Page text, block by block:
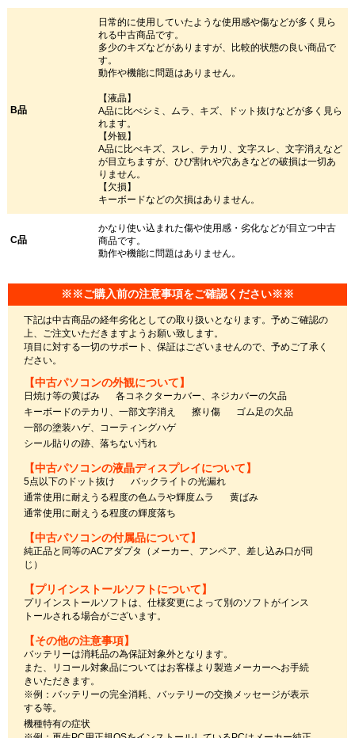
B品
日常的に使用していたような使用感や傷などが多く見ら
れる中古商品です。
多少のキズなどがありますが、比較的状態の良い商品で
す。
動作や機能に問題はありません。
【液晶】
A品に比べシミ、ムラ、キズ、ドット抜けなどが多く見ら
れます。
【外観】
A品に比べキズ、スレ、テカリ、文字スレ、文字消えなど
が目立ちますが、ひび割れや穴あきなどの破損は一切あ
りません。
【欠損】
キーボードなどの欠損はありません。
C品
かなり使い込まれた傷や使用感・劣化などが目立つ中古
商品です。
動作や機能に問題はありません。
※※ご購入前の注意事項をご確認ください※※
下記は中古商品の経年劣化としての取り扱いとなります。予めご確認の
上、ご注文いただきますようお願い致します。
項目に対する一切のサポート、保証はございませんので、予めご了承く
ださい。
【中古パソコンの外観について】
日焼け等の黄ばみ
各コネクターカバー、ネジカバーの欠品
キーボードのテカリ、一部文字消え
擦り傷
ゴム足の欠品
一部の塗装ハゲ、コーティングハゲ
シール貼りの跡、落ちない汚れ
【中古パソコンの液晶ディスプレイについて】
5点以下のドット抜け
バックライトの光漏れ
通常使用に耐えうる程度の色ムラや輝度ムラ
黄ばみ
通常使用に耐えうる程度の輝度落ち
【中古パソコンの付属品について】
純正品と同等のACアダプタ（メーカー、アンペア、差し込み口が同
じ）
【プリインストールソフトについて】
プリインストールソフトは、仕様変更によって別のソフトがインス
トールされる場合がございます。
【その他の注意事項】
バッテリーは消耗品の為保証対象外となります。
また、リコール対象品についてはお客様より製造メーカーへお手続
きいただきます。
※例：バッテリーの完全消耗、バッテリーの交換メッセージが表示
する等。
機種特有の症状